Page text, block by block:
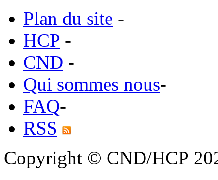
Plan du site -
HCP -
CND -
Qui sommes nous-
FAQ-
RSS
Copyright © CND/HCP